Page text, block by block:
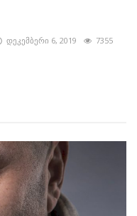
დეკემბერი 6, 2019 7355